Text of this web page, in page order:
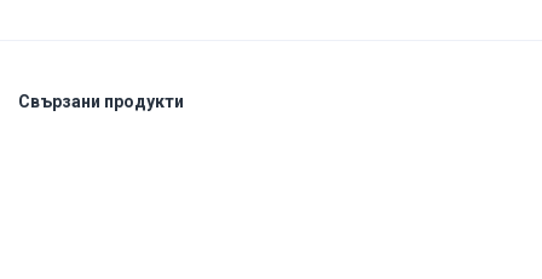
Свързани продукти